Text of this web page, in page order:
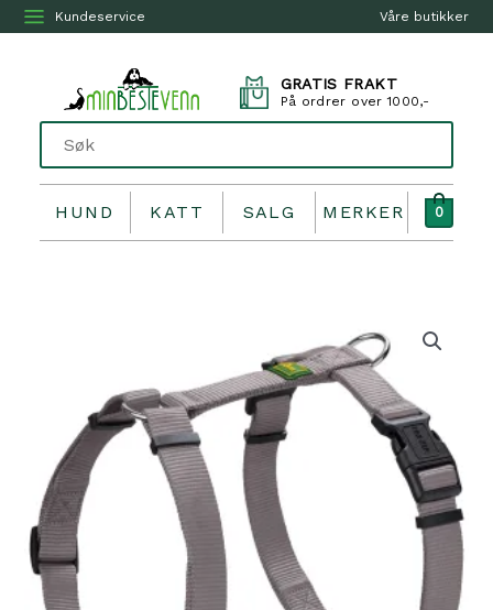
Våre butikker
Kundeservice
GRATIS FRAKT
På ordrer over 1000,-
HUND KATT SALG MERKER 0